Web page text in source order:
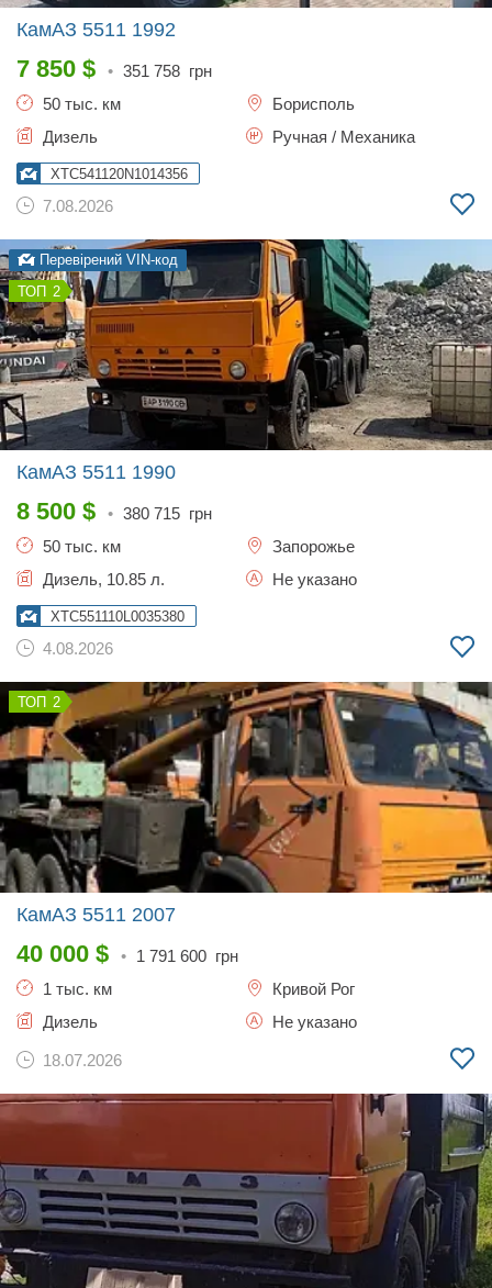
КамАЗ 5511 1992
7 850 $ • 351 758 грн
50 тыс. км
Борисполь
Дизель
Ручная / Механика
XTC541120N1014356
7.08.2026
Перевірений VIN-код
2
КамАЗ 5511 1990
8 500 $ • 380 715 грн
50 тыс. км
Запорожье
Дизель, 10.85 л.
Не указано
XTC551110L0035380
4.08.2026
2
КамАЗ 5511 2007
40 000 $ • 1 791 600 грн
1 тыс. км
Кривой Рог
Дизель
Не указано
18.07.2026